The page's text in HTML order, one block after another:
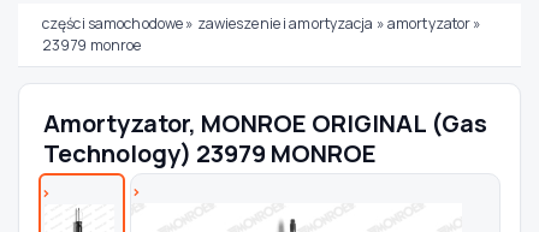
Wybierz swój pojazd
MARKA
MODEL
części samochodowe» zawieszenie i amortyzacja »amortyzator»
23979 monroe
Amortyzator, MONROE ORIGINAL (Gas
Technology) 23979 MONROE